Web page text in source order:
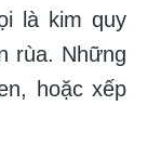
là kim quy
rùa. Những
hoặc xếp